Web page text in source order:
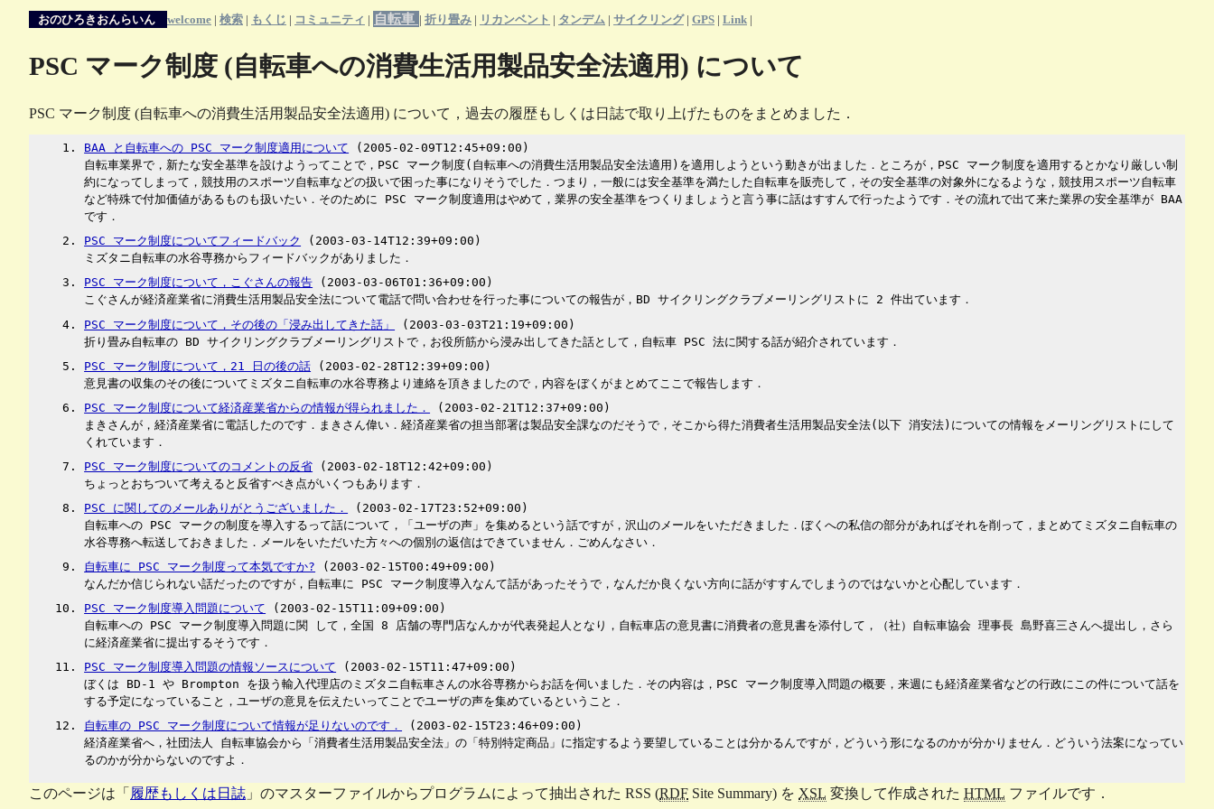
おのひろきおんらいん welcome 検索 もくじ コミュニティ 自転車 折り畳み リカンベント タンデム サイクリング| GPS Link
PSC マーク制度 (自転車への消費生活用製品安全法適用) について
PSC マーク制度 (自転車への消費生活用製品安全法適用) について，過去の履歴もしくは日誌で取り上げたものをまとめました．
BAA と自転車への PSC マーク制度適用について (2005-02-09T12:45+09:00)
自転車業界で，新たな安全基準を設けようってことで，PSC マーク制度(自転車への消費生活用製品安全法適用)を適用しようという動きが出ました．ところが，PSC マーク制度を適用するとかなり厳しい制
約になってしまって，競技用のスポーツ自転車などの扱いで困った事になりそうでした．つまり，一般には安全基準を満たした自転車を販売して，その安全基準の対象外になるような，競技用スポーツ自転車
など特殊で付加価値があるものも扱いたい．そのために PSC マーク制度適用はやめて，業界の安全基準をつくりましょうと言う事に話はすすんで行ったようです．その流れで出て来た業界の安全基準が BAA
です．
PSC マーク制度についてフィードバック
(2003-03-14T12:39+09:00)
ミズタニ自転車の水谷専務からフィードバックがありました．
PSC マーク制度について，こぐさんの報告 (2003-03-06T01:36+09:00)
こぐさんが経済産業省に消費生活用製品安全法について電話で問い合わせを行った事についての報告が，BD サイクリングクラブメーリングリストに 2 件出ています．
PSC マーク制度について，その後の「浸み出してきた話」
(2003-03-03T21:19+09:00)
折り畳み自転車の BD サイクリングクラブメーリングリストで，お役所筋から浸み出してきた話として，自転車 PSC 法に関する話が紹介されています．
PSC マーク制度について，21 日の後の話 (2003-02-28T12:39+09:00)
意見書の収集のその後についてミズタニ自転車の水谷専務より連絡を頂きましたので，内容をぼくがまとめてここで報告します．
PSC マーク制度について経済産業省からの情報が得られました．
(2003-02-21T12:37+09:00)
まきさんが，経済産業省に電話したのです．まきさん偉い．経済産業省の担当部署は製品安全課なのだそうで，そこから得た消費者生活用製品安全法(以下 消安法)についての情報をメーリングリストにして
くれています．
PSC マーク制度についてのコメントの反省 (2003-02-18T12:42+09:00)
ちょっとおちついて考えると反省すべき点がいくつもあります．
PSC に関してのメールありがとうございました．
(2003-02-17T23:52+09:00)
自転車への PSC マークの制度を導入するって話について，「ユーザの声」を集めるという話ですが，沢山のメールをいただきました．ぼくへの私信の部分があればそれを削って，まとめてミズタニ自転車の
水谷専務へ転送しておきました．メールをいただいた方々への個別の返信はできていません．ごめんなさい．
自転車に PSC マーク制度って本気ですか? (2003-02-15T00:49+09:00)
なんだか信じられない話だったのですが，自転車に PSC マーク制度導入なんて話があったそうで，なんだか良くない方向に話がすすんでしまうのではないかと心配しています．
PSC マーク制度導入問題について (2003-02-15T11:09+09:00)
自転車への PSC マーク制度導入問題に関 して，全国 8 店舗の専門店なんかが代表発起人となり，自転車店の意見書に消費者の意見書を添付して，（社）自転車協会 理事長 島野喜三さんへ提出し，さら
に経済産業省に提出するそうです．
PSC マーク制度導入問題の情報ソースについて (2003-02-15T11:47+09:00)
ぼくは BD-1 や Brompton を扱う輸入代理店のミズタニ自転車さんの水谷専務からお話を伺いました．その内容は，PSC マーク制度導入問題の概要，来週にも経済産業省などの行政にこの件について話を
する予定になっていること，ユーザの意見を伝えたいってことでユーザの声を集めているということ．
自転車の PSC マーク制度について情報が足りないのです．
(2003-02-15T23:46+09:00)
経済産業省へ，社団法人 自転車協会から「消費者生活用製品安全法」の「特別特定商品」に指定するよう要望していることは分かるんですが，どういう形になるのかが分かりません．どういう法案になってい
るのかが分からないのですよ．
このページは「 履歴もしくは日誌 」のマスターファイルからプログラムによって抽出された RSS (RDF Site Summary) を XSL 変換して作成された HTML ファイルです．